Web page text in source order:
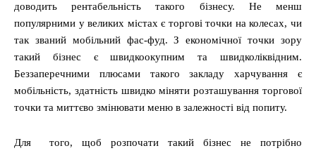
доводить рентабельність такого бізнесу. Не менш
популярними у великих містах є торгові точки на колесах, чи
так званий мобільний фас-фуд. З економічної точки зору
такий бізнес є швидкоокупним та швидколіквідним.
Беззаперечними плюсами такого закладу харчування є
мобільність, здатність швидко міняти розташування торгової
точки та миттєво змінювати меню в залежності від попиту.
Для того, щоб розпочати такий бізнес не потрібно